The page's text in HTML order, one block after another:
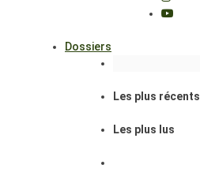
Dossiers
Les plus récents
Les plus lus